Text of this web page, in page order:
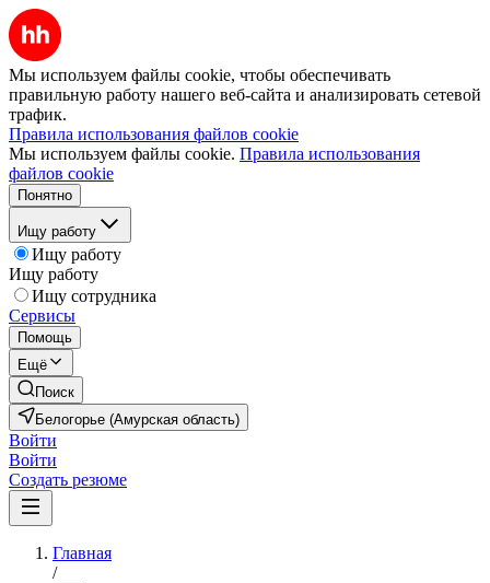
Мы используем файлы cookie, чтобы обеспечивать
правильную работу нашего веб-сайта и анализировать сетевой
трафик.
Правила использования файлов cookie
Мы используем файлы cookie. Правила использования
файлов cookie
Понятно
Ищу работу
Ищу работу
Ищу работу
Ищу сотрудника
Сервисы
Помощь
Ещё
Поиск
Белогорье (Амурская область)
Войти
Войти
Создать резюме
Главная
/